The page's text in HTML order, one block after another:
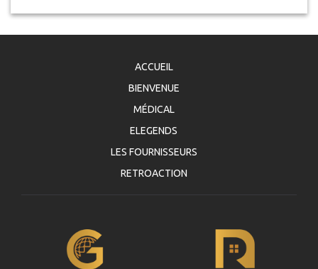
ACCUEIL
BIENVENUE
MÉDICAL
ELEGENDS
LES FOURNISSEURS
RETROACTION